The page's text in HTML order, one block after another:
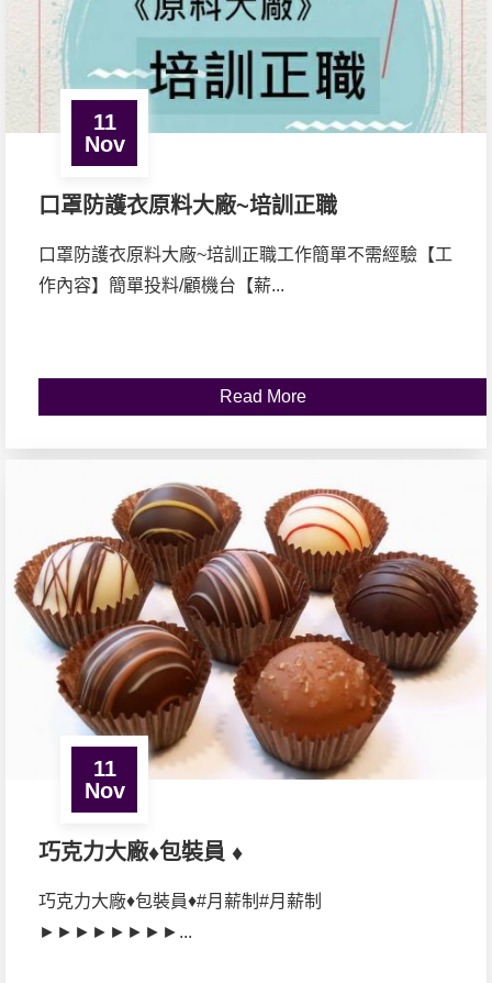
11
Nov
口罩防護衣原料大廠~培訓正職
口罩防護衣原料大廠~培訓正職工作簡單不需經驗【工
作內容】簡單投料/顧機台【薪...
Read More
11
Nov
巧克力大廠♦包裝員 ♦
巧克力大廠♦包裝員♦#月薪制#月薪制
►►►►►►►►...